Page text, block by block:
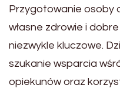
Przygotowanie osoby
własne zdrowie i
niezwykle kluczowe.
szukanie wsparcia
opiekunów oraz